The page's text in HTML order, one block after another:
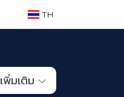
TH
เพิ่มเติม